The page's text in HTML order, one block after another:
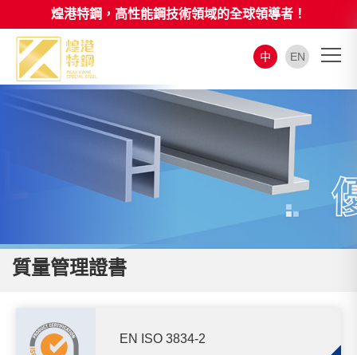
煌港特鋼，高性能鋼技術領域的全球領導者！
中 EN
質量管理證書
EN ISO 3834-2